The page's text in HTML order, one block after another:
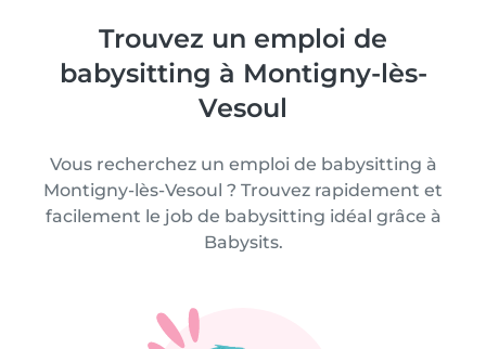
Trouvez un emploi de
babysitting à Montigny-lès-
Vesoul
Vous recherchez un emploi de babysitting à
Montigny-lès-Vesoul ? Trouvez rapidement et
facilement le job de babysitting idéal grâce à
Babysits.